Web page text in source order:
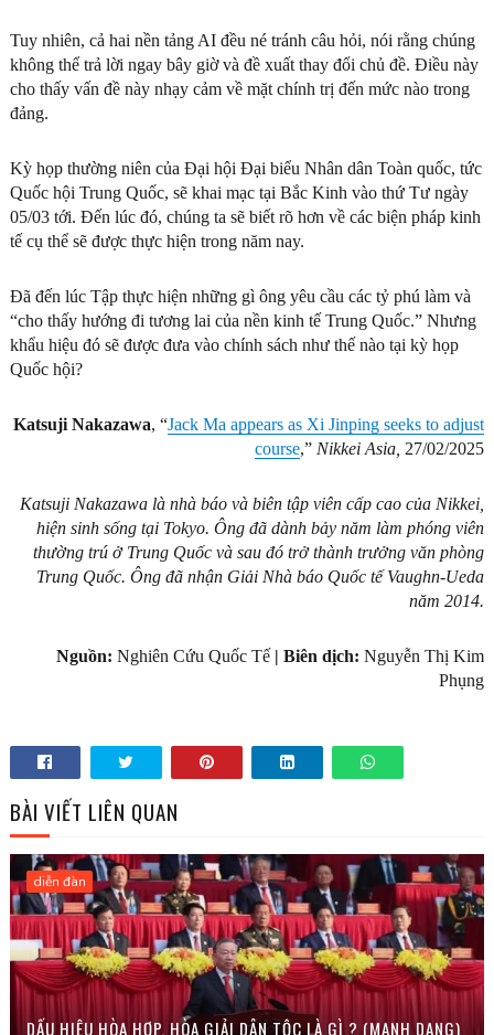
Tuy nhiên, cả hai nền tảng AI đều né tránh câu hỏi, nói rằng chúng
không thể trả lời ngay bây giờ và đề xuất thay đổi chủ đề. Điều này
cho thấy vấn đề này nhạy cảm về mặt chính trị đến mức nào trong
đảng.
Kỳ họp thường niên của Đại hội Đại biểu Nhân dân Toàn quốc, tức
Quốc hội Trung Quốc, sẽ khai mạc tại Bắc Kinh vào thứ Tư ngày
05/03 tới. Đến lúc đó, chúng ta sẽ biết rõ hơn về các biện pháp kinh
tế cụ thể sẽ được thực hiện trong năm nay.
Đã đến lúc Tập thực hiện những gì ông yêu cầu các tỷ phú làm và
“cho thấy hướng đi tương lai của nền kinh tế Trung Quốc.” Nhưng
khẩu hiệu đó sẽ được đưa vào chính sách như thế nào tại kỳ họp
Quốc hội?
Katsuji Nakazawa, “Jack Ma appears as Xi Jinping seeks to adjust
course,” Nikkei Asia, 27/02/2025
Katsuji Nakazawa là nhà báo và biên tập viên cấp cao của Nikkei,
hiện sinh sống tại Tokyo. Ông đã dành bảy năm làm phóng viên
thường trú ở Trung Quốc và sau đó trở thành trưởng văn phòng
Trung Quốc. Ông đã nhận Giải Nhà báo Quốc tế Vaughn-Ueda
năm 2014.
Nguồn:Nghiên Cứu Quốc Tế | Biên dịch:Nguyễn Thị Kim
Phụng
BÀI VIẾT LIÊN QUAN
diễn đàn
DẤU HIỆU HÒA HỢP, HÒA GIẢI DÂN TỘC LÀ GÌ ? (MANH DANG)